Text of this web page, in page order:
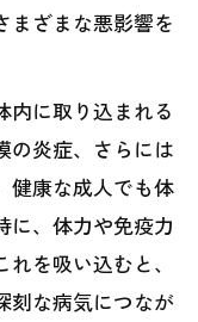
まざまな悪影響を
内に取り込まれる
の炎症、さらには
健康な成人でも体
に、体力や免疫力
を吸い込むと、
刻な病気につなが